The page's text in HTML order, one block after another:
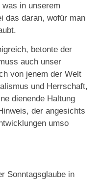
in unserem
das daran, wofür man
betonte der
auch unser
von jenem der Welt
und Herrschaft,
dienende Haltung
der angesichts
umso
Sonntagsglaube in